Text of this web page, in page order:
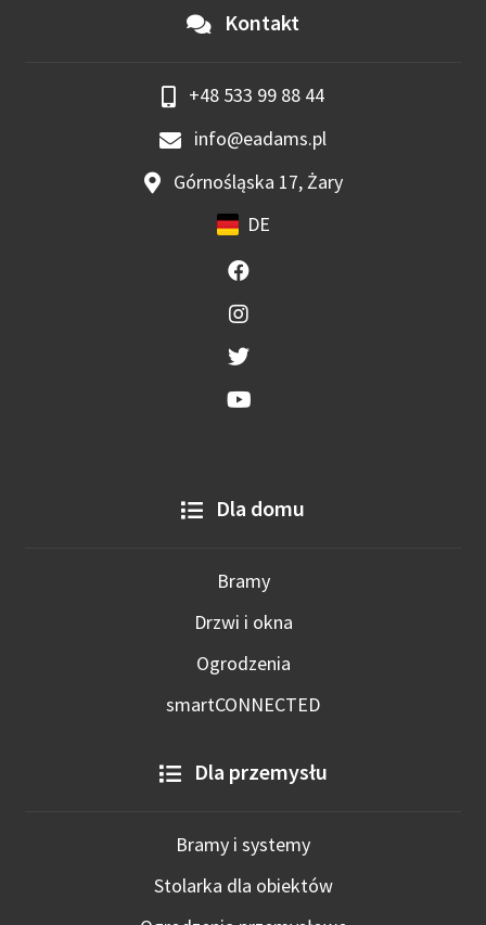
Kontakt
+48 533 99 88 44
info@eadams.pl
Górnośląska 17, Żary
DE
Dla domu
Bramy
Drzwi i okna
Ogrodzenia
smartCONNECTED
Dla przemysłu
Bramy i systemy
Stolarka dla obiektów